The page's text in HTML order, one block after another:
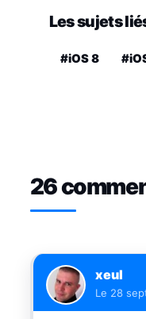
Les sujets
#iOS 8
26
xeul
Le 28